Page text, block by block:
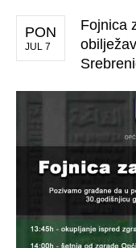
PON
JUL 7
Fojnica